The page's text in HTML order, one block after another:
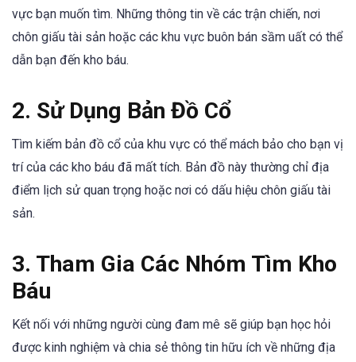
vực bạn muốn tìm. Những thông tin về các trận chiến, nơi
chôn giấu tài sản hoặc các khu vực buôn bán sầm uất có thể
dẫn bạn đến kho báu.
2. Sử Dụng Bản Đồ Cổ
Tìm kiếm bản đồ cổ của khu vực có thể mách bảo cho bạn vị
trí của các kho báu đã mất tích. Bản đồ này thường chỉ địa
điểm lịch sử quan trọng hoặc nơi có dấu hiệu chôn giấu tài
sản.
3. Tham Gia Các Nhóm Tìm Kho
Báu
Kết nối với những người cùng đam mê sẽ giúp bạn học hỏi
được kinh nghiệm và chia sẻ thông tin hữu ích về những địa